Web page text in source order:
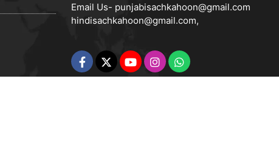
Email Us- punjabisachkahoon@gmail.com
hindisachkahoon@gmail.com,